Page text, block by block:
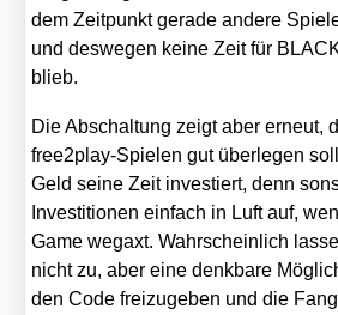
dem Zeit­punkt gera­de ande­re
und des­we­gen kei­ne Zeit für
blieb.
Die Abschal­tung zeigt aber erneut,
free2­play-Spie­len gut über­le­gen
Geld sei­ne Zeit inves­tiert, denn
Inves­ti­tio­nen ein­fach in Luft auf,
Game weg­axt. Wahr­schein­lich
nicht zu, aber eine denk­ba­re
den Code frei­zu­ge­ben und die